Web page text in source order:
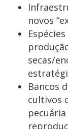
novos
secas/
Bancos
cultivos